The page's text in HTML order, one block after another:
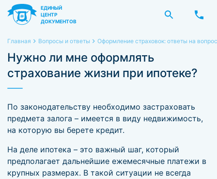
ЕДИНЫЙ
ЦЕНТР
ДОКУМЕНТОВ
Главная Вопросы и ответы Оформление страховок: ответы на
Нужно ли мне оформлять
страхование жизни при ипотеке?
По законодательству необходимо застраховать
предмета залога – имеется в виду недвижимость,
на которую вы берете кредит.
На деле ипотека – это важный шаг, который
предполагает дальнейшие ежемесячные платежи в
крупных размерах. В такой ситуации не всегда